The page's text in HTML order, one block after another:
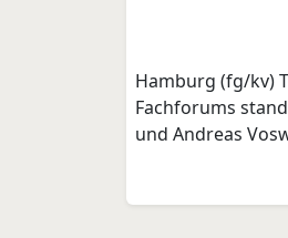
Hamburg (fg/kv)
Fachforums
und Andreas